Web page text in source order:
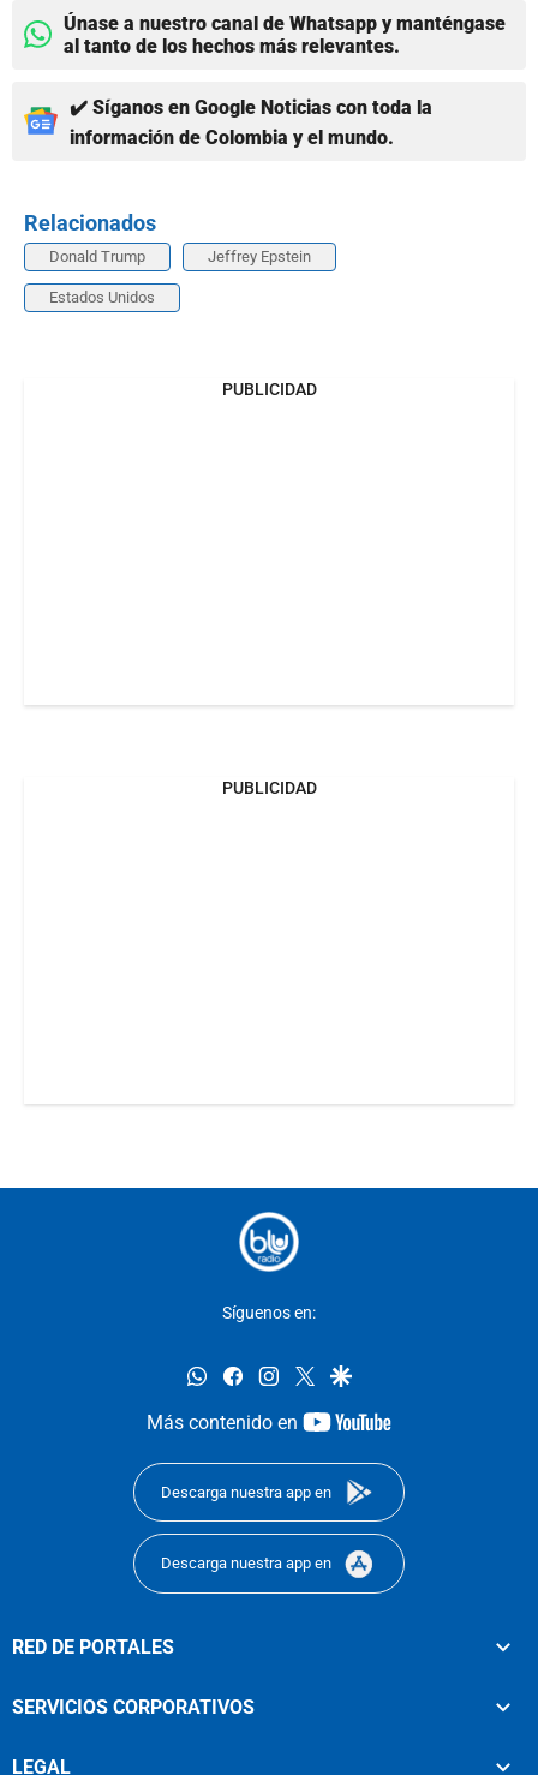
Únase a nuestro canal de Whatsapp y manténgase
al tanto de los hechos más relevantes.
✔️ Síganos en Google Noticias con toda la
información de Colombia y el mundo.
Relacionados
Donald Trump Jeffrey Epstein
Estados Unidos
PUBLICIDAD
PUBLICIDAD
Síguenos en:
whatsappfacebookinstagram
twittergoogle
Más contenido en
youtube-
Descarga nuestra app en
Descarga nuestra app en
RED DE PORTALES
SERVICIOS CORPORATIVOS
LEGAL